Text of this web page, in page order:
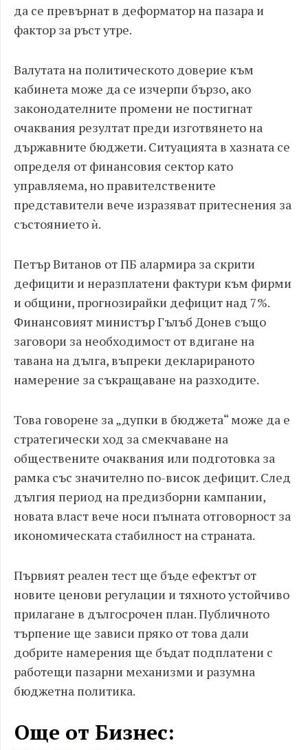
да се превърнат в деформатор на пазара и
фактор за ръст утре.
Валутата на политическото доверие към
кабинета може да се изчерпи бързо, ако
законодателните промени не постигнат
очаквания резултат преди изготвянето на
държавните бюджети. Ситуацията в хазната се
определя от финансовия сектор като
управляема, но правителствените
представители вече изразяват притеснения за
състоянието ѝ.
Петър Витанов от ПБ алармира за скрити
дефицити и неразплатени фактури към фирми
и общини, прогнозирайки дефицит над 7%.
Финансовият министър Гълъб Донев също
заговори за необходимост от вдигане на
тавана на дълга, въпреки декларираното
намерение за съкращаване на разходите.
Това говорене за „дупки в бюджета“ може да е
стратегически ход за смекчаване на
обществените очаквания или подготовка за
рамка със значително по-висок дефицит. След
дългия период на предизборни кампании,
новата власт вече носи пълната отговорност за
икономическата стабилност на страната.
Първият реален тест ще бъде ефектът от
новите ценови регулации и тяхното устойчиво
прилагане в дългосрочен план. Публичното
търпение ще зависи пряко от това дали
добрите намерения ще бъдат подплатени с
работещи пазарни механизми и разумна
бюджетна политика.
Още от Бизнес: